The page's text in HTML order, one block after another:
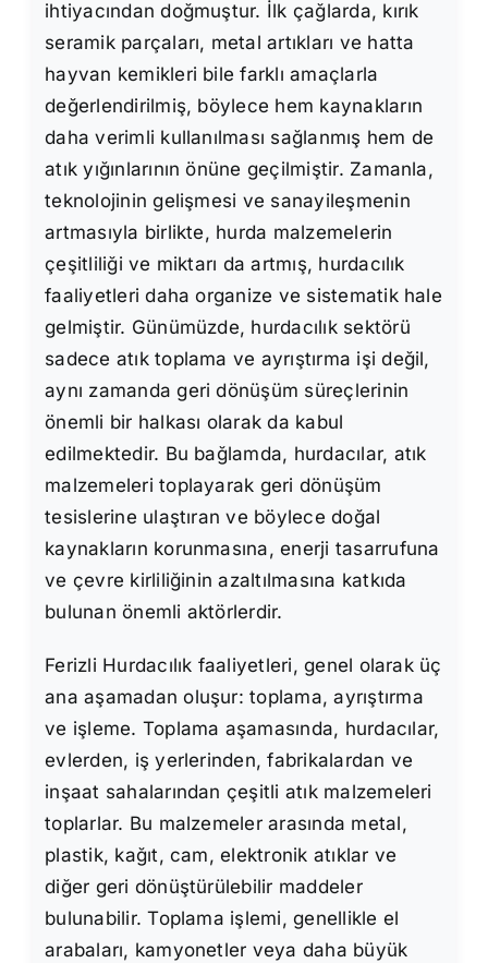
ihtiyacından doğmuştur. İlk çağlarda, kırık
seramik parçaları, metal artıkları ve hatta
hayvan kemikleri bile farklı amaçlarla
değerlendirilmiş, böylece hem kaynakların
daha verimli kullanılması sağlanmış hem de
atık yığınlarının önüne geçilmiştir. Zamanla,
teknolojinin gelişmesi ve sanayileşmenin
artmasıyla birlikte, hurda malzemelerin
çeşitliliği ve miktarı da artmış, hurdacılık
faaliyetleri daha organize ve sistematik hale
gelmiştir. Günümüzde, hurdacılık sektörü
sadece atık toplama ve ayrıştırma işi değil,
aynı zamanda geri dönüşüm süreçlerinin
önemli bir halkası olarak da kabul
edilmektedir. Bu bağlamda, hurdacılar, atık
malzemeleri toplayarak geri dönüşüm
tesislerine ulaştıran ve böylece doğal
kaynakların korunmasına, enerji tasarrufuna
ve çevre kirliliğinin azaltılmasına katkıda
bulunan önemli aktörlerdir.
Ferizli Hurdacılık faaliyetleri, genel olarak üç
ana aşamadan oluşur: toplama, ayrıştırma
ve işleme. Toplama aşamasında, hurdacılar,
evlerden, iş yerlerinden, fabrikalardan ve
inşaat sahalarından çeşitli atık malzemeleri
toplarlar. Bu malzemeler arasında metal,
plastik, kağıt, cam, elektronik atıklar ve
diğer geri dönüştürülebilir maddeler
bulunabilir. Toplama işlemi, genellikle el
arabaları, kamyonetler veya daha büyük